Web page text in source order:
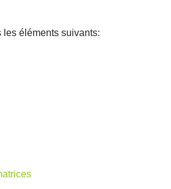
les éléments suivants: